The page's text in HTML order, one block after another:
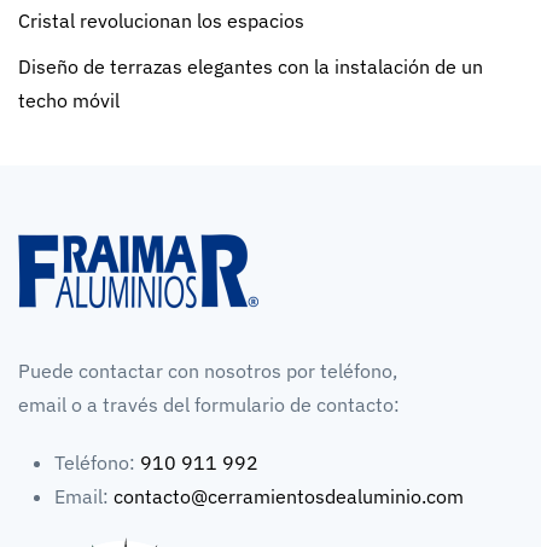
Cristal revolucionan los espacios
Diseño de terrazas elegantes con la instalación de un
techo móvil
Puede contactar con nosotros por teléfono,
email o a través del formulario de contacto:
Teléfono: 910 911 992
Email: contacto@cerramientosdealuminio.com